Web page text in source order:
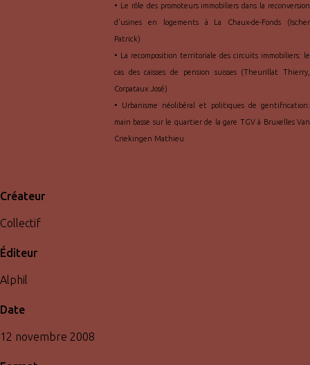
• Le rôle des promoteurs immobiliers dans la reconversion
d'usines en logements à La Chaux-de-Fonds (Ischer
Patrick)
• La recomposition territoriale des circuits immobiliers: le
cas des caisses de pension suisses (Theurillat Thierry,
Corpataux José)
• Urbanisme néolibéral et politiques de gentifrication:
main basse sur le quartier de la gare TGV à Bruxelles Van
Criekingen Mathieu
Créateur
Collectif
Éditeur
Alphil
Date
12 novembre 2008